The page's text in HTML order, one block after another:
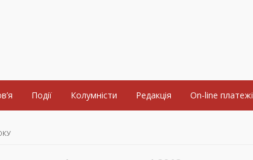
Події Колумністи Редакція On-line платежі